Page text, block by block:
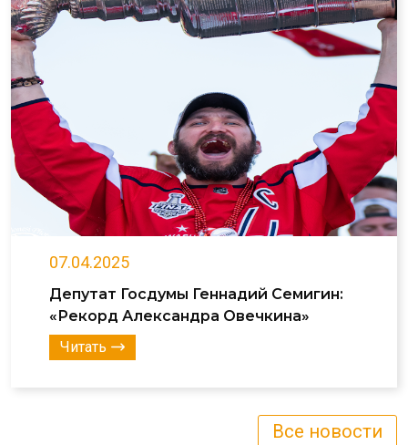
07.04.2025
Депутат Госдумы Геннадий Семигин:
«Рекорд Александра Овечкина»
Читать
Все новости